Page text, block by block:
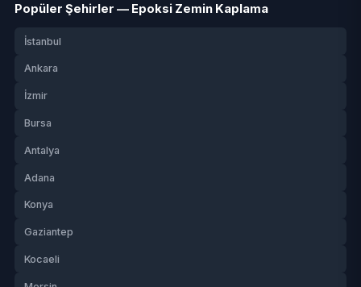
Popüler Şehirler — Epoksi Zemin Kaplama
İstanbul
Ankara
İzmir
Bursa
Antalya
Adana
Konya
Gaziantep
Kocaeli